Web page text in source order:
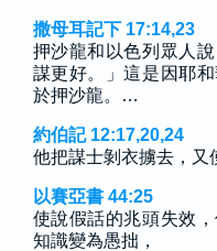
撒母耳記下 17:14,23
押沙龍和以色列眾人
謀更好。」這是因耶
於押沙龍。…
約伯記 12:17,20,24
他把謀士剝衣擄去，
以賽亞書 44:25
使說假話的兆頭失效
知識變為愚拙，